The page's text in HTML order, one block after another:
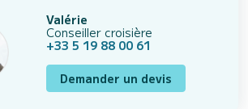
Valérie
Conseiller croisière
+33 5 19 88 00 61
Demander un devis